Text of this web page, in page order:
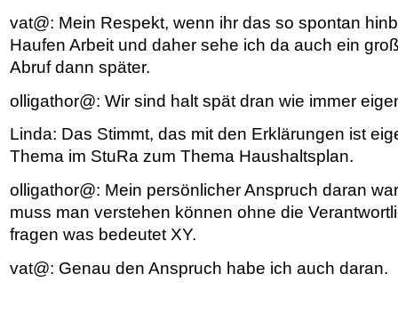
vat@: Mein Respekt, wenn ihr das so spontan
Haufen Arbeit und daher sehe ich da auch ein
Abruf dann später.
olligathor@: Wir sind halt spät dran wie immer
Linda: Das Stimmt, das mit den Erklärungen ist
Thema im StuRa zum Thema Haushaltsplan.
olligathor@: Mein persönlicher Anspruch daran
muss man verstehen können ohne die
fragen was bedeutet XY.
vat@: Genau den Anspruch habe ich auch daran.